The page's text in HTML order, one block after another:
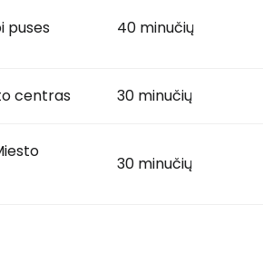
puses 40 minučių
centras 30 minučių
30 minučių